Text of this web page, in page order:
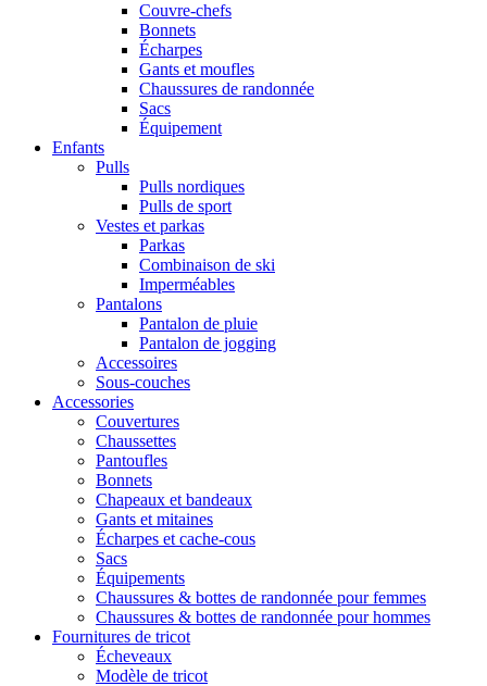
Couvre-chefs
Bonnets
Écharpes
Gants et moufles
Chaussures de randonnée
Sacs
Équipement
Enfants
Pulls
Pulls nordiques
Pulls de sport
Vestes et parkas
Parkas
Combinaison de ski
Imperméables
Pantalons
Pantalon de pluie
Pantalon de jogging
Accessoires
Sous-couches
Accessories
Couvertures
Chaussettes
Pantoufles
Bonnets
Chapeaux et bandeaux
Gants et mitaines
Écharpes et cache-cous
Sacs
Équipements
Chaussures & bottes de randonnée pour femmes
Chaussures & bottes de randonnée pour hommes
Fournitures de tricot
Écheveaux
Modèle de tricot